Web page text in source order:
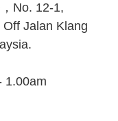
No. 12-1,
Jalan Klang
1.00am